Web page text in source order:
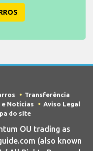
Transferência
e Notícias
Aviso Legal
do site
OU trading as
(also known